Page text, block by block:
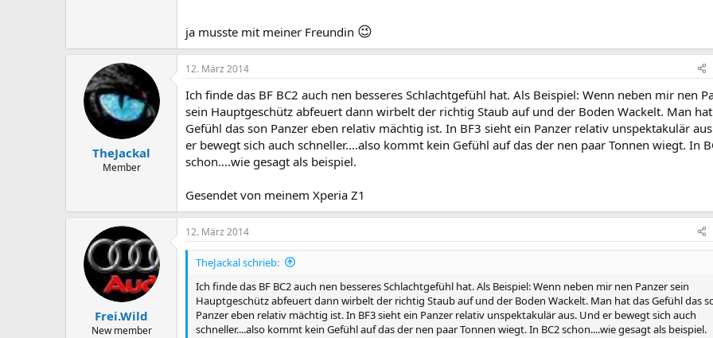
ja musste mit meiner Freundin 😉
TheJackal
Member
12. März 2014
Ich finde das BF BC2 auch nen besseres Schlachtgefühl hat. Als Beispiel: Wenn neben mir nen
sein Hauptgeschütz abfeuert dann wirbelt der richtig Staub auf und der Boden Wackelt. Man
Gefühl das son Panzer eben relativ mächtig ist. In BF3 sieht ein Panzer relativ unspektakulär
er bewegt sich auch schneller....also kommt kein Gefühl auf das der nen paar Tonnen wiegt. In
schon....wie gesagt als beispiel.
Gesendet von meinem Xperia Z1
Frei.Wild
New member
12. März 2014
TheJackal schrieb:
Ich finde das BF BC2 auch nen besseres Schlachtgefühl hat. Als Beispiel: Wenn neben mir nen Panzer sein
Hauptgeschütz abfeuert dann wirbelt der richtig Staub auf und der Boden Wackelt. Man hat das Gefühl das
Panzer eben relativ mächtig ist. In BF3 sieht ein Panzer relativ unspektakulär aus. Und er bewegt sich auch
schneller....also kommt kein Gefühl auf das der nen paar Tonnen wiegt. In BC2 schon....wie gesagt als beispiel.